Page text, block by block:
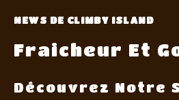
NEWS DE CLIMBY ISLAND
Fraicheur Et
Découvrez Notre